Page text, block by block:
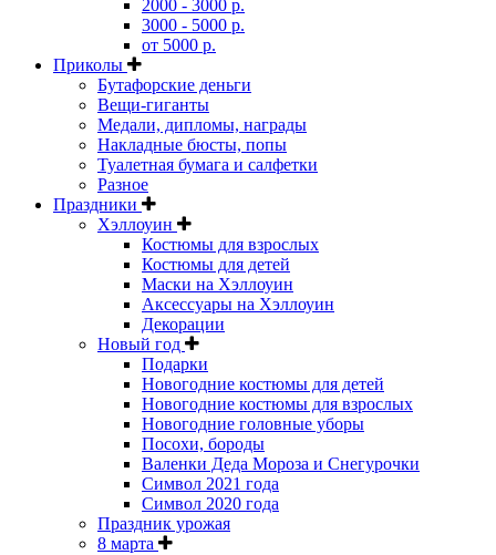
2000 - 3000 р.
3000 - 5000 р.
от 5000 р.
Приколы
Бутафорские деньги
Вещи-гиганты
Медали, дипломы, награды
Накладные бюсты, попы
Туалетная бумага и салфетки
Разное
Праздники
Хэллоуин
Костюмы для взрослых
Костюмы для детей
Маски на Хэллоуин
Аксессуары на Хэллоуин
Декорации
Новый год
Подарки
Новогодние костюмы для детей
Новогодние костюмы для взрослых
Новогодние головные уборы
Посохи, бороды
Валенки Деда Мороза и Снегурочки
Символ 2021 года
Символ 2020 года
Праздник урожая
8 марта